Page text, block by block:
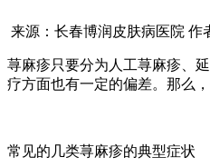
来源：长春博润皮肤病医院 作
荨麻疹只要分为人工荨麻疹、
疗方面也有一定的偏差。那么
常见的几类荨麻疹的典型症状